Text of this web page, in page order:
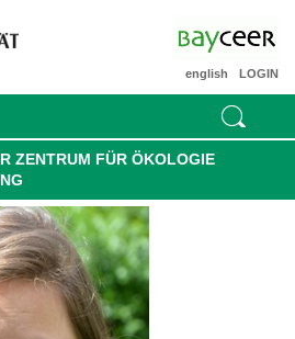
LOGIN
english
ZENTRUM FÜR ÖKOLOGIE